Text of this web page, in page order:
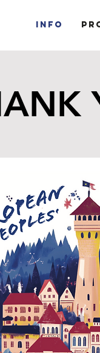
Info